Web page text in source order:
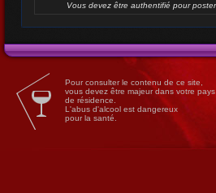
Vous devez être authentifié pour
Pour consulter le contenu de ce site,
vous devez être majeur dans votre pays
de résidence.
L'abus d'alcool est dangereux
pour la santé.